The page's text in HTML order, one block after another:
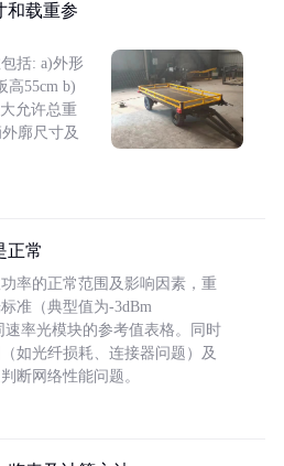
和载重参
括: a)外形
高55cm b)
允许总重
廓尺寸及
正常
率的正常范围及影响因素，重
准（典型值为-3dBm
速率光模块的参考值表格。同时
如光纤损耗、连接器问题）及
断网络性能问题。